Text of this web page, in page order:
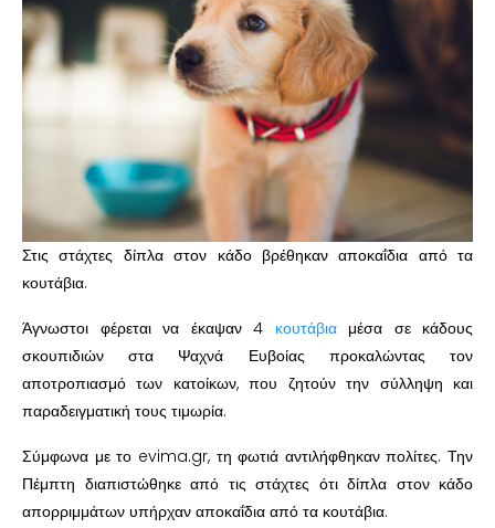
Στις στάχτες δίπλα στον κάδο βρέθηκαν αποκαΐδια από τα
κουτάβια.
Άγνωστοι φέρεται να έκαψαν 4 κουτάβια μέσα σε κάδους
σκουπιδιών στα Ψαχνά Ευβοίας προκαλώντας τον
αποτροπιασμό των κατοίκων, που ζητούν την σύλληψη και
παραδειγματική τους τιμωρία.
Σύμφωνα με το evima.gr, τη φωτιά αντιλήφθηκαν πολίτες. Την
Πέμπτη διαπιστώθηκε από τις στάχτες ότι δίπλα στον κάδο
απορριμμάτων υπήρχαν αποκαΐδια από τα κουτάβια.